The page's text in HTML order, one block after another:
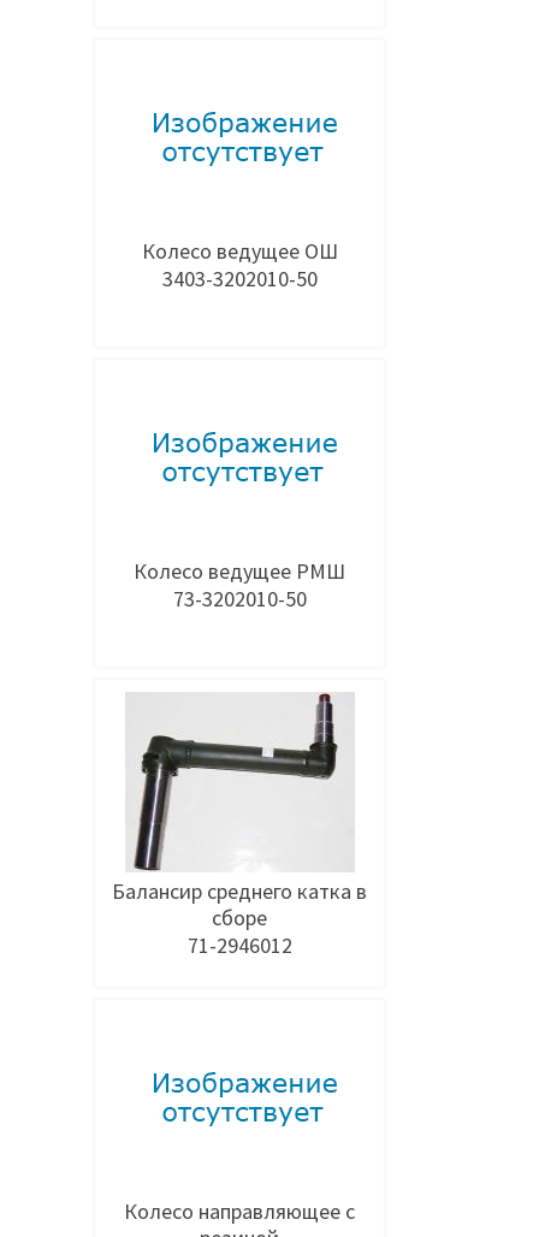
Колесо ведущее ОШ
3403-3202010-50
Колесо ведущее РМШ
73-3202010-50
Балансир среднего катка в
сборе
71-2946012
Колесо направляющее с